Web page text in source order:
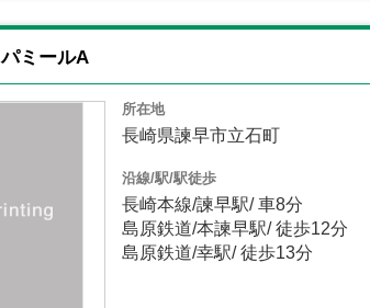
パミールA
所在地
長崎県諫早市立石町
沿線/駅/駅徒歩
長崎本線/諫早駅/ 車8分
島原鉄道/本諫早駅/ 徒歩12分
島原鉄道/幸駅/ 徒歩13分